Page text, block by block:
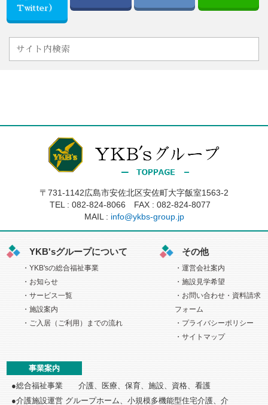
Twitter）
〒731-1142広島市安佐北区安佐町大字飯室1563-2
TEL : 082-824-8066 FAX : 082-824-8077
MAIL : info@ykbs-group.jp
YKB'sグループについて
YKB'sの総合福祉事業
お知らせ
サービス一覧
施設案内
ご入居（ご利用）までの流れ
その他
運営会社案内
施設見学希望
お問い合わせ・資料請求
フォーム
プライバシーポリシー
サイトマップ
事業案内
総合福祉事業 介護、医療、保育、施設、資格、看護
介護施設運営 グループホーム、小規模多機能型住宅介護、介